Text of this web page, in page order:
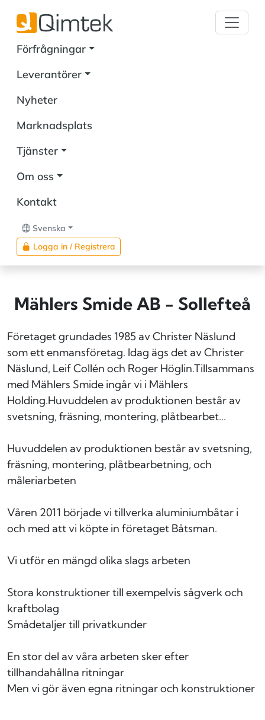
Förfrågningar
Leverantörer
Nyheter
Marknadsplats
Tjänster
Om oss
Kontakt
Svenska
Logga in / Registrera
Mählers Smide AB - Sollefteå
Företaget grundades 1985 av Christer Näslund
som ett enmansföretag. Idag ägs det av Christer
Näslund, Leif Collén och Roger Höglin.Tillsammans
med Mählers Smide ingår vi i Mählers
Holding.Huvuddelen av produktionen består av
svetsning, fräsning, montering, plåtbearbet...
Huvuddelen av produktionen består av svetsning,
fräsning, montering, plåtbearbetning, och
måleriarbeten
Våren 2011 började vi tillverka aluminiumbåtar i
och med att vi köpte in företaget Båtsman.
Vi utför en mängd olika slags arbeten
Stora konstruktioner till exempelvis sågverk och
kraftbolag
Smådetaljer till privatkunder
En stor del av våra arbeten sker efter
tillhandahållna ritningar
Men vi gör även egna ritningar och konstruktioner